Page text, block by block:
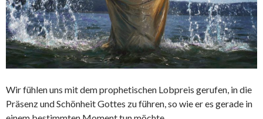
Wir fühlen uns mit dem prophetischen Lobpreis gerufen, in die
Präsenz und Schönheit Gottes zu führen, so wie er es gerade in